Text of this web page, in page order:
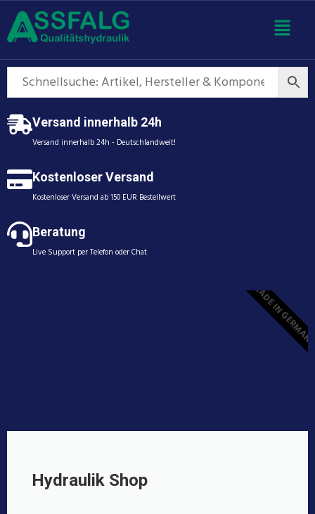
Versand innerhalb 24h
Versand innerhalb 24h - Deutschlandweit!
Kostenloser Versand
Kostenloser Versand ab 150 EUR Bestellwert
Beratung
Live Support per Telefon oder Chat
Hydraulik Shop
MADE IN